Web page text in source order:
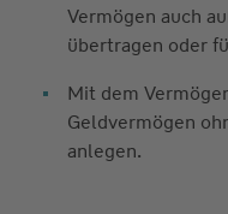
Vermögen auch
übertragen oder
Mit dem
Geldvermögen
anlegen.